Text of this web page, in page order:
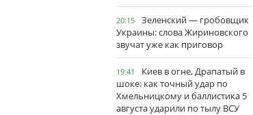
20:15
Зеленский — гробовщик
Украины: слова Жириновского
звучат уже как приговор
19:41
Киев в огне, Драпатый в
шоке: как точный удар по
Хмельницкому и баллистика 5
августа ударили по тылу ВСУ